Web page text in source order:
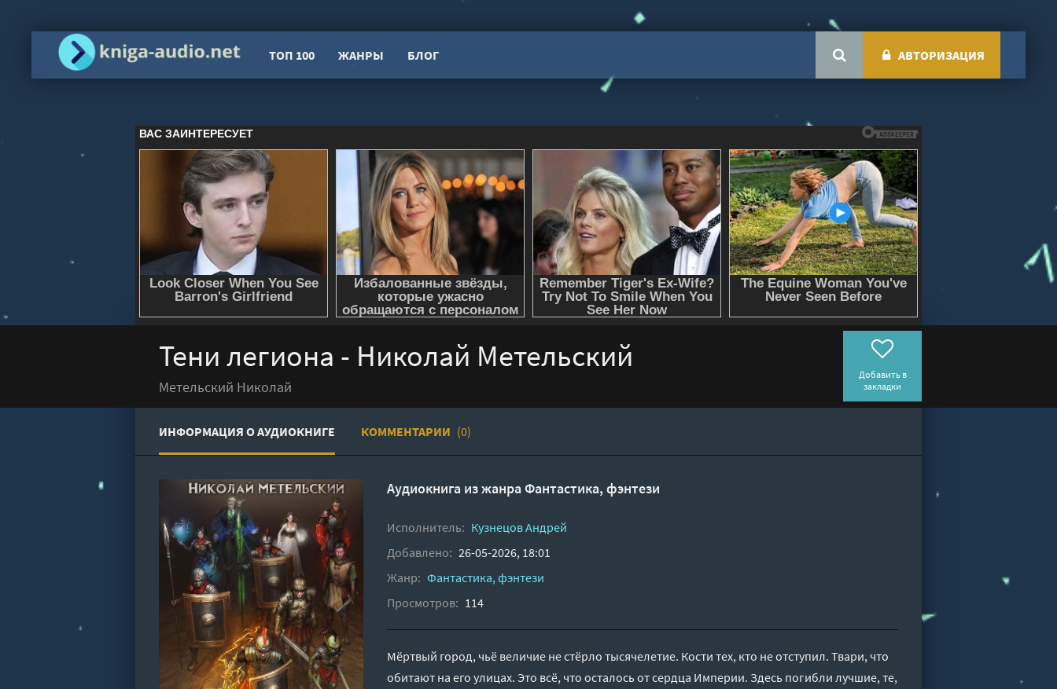
ТОП 100 ЖАНРЫ БЛОГ АВТОРИЗАЦИЯ
Тени легиона - Николай Метельский
Метельский Николай
Добавить в
закладки
ИНФОРМАЦИЯ О АУДИОКНИГЕ КОММЕНТАРИИ (0)
Аудиокнига из жанраФантастика, фэнтези
Исполнитель: Кузнецов Андрей
Добавлено: 26-05-2026, 18:01
Жанр: Фантастика, фэнтези
Просмотров: 114
Мёртвый город, чьё величие не стёрло тысячелетие. Кости тех, кто не отступил. Твари, что
обитают на его улицах. Это всё, что осталось от сердца Империи. Здесь погибли лучшие, те,